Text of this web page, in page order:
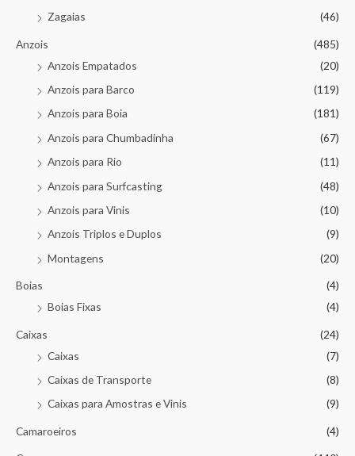
Zagaias
(46)
Anzois
(485)
Anzois Empatados
(20)
Anzois para Barco
(119)
Anzois para Boia
(181)
Anzois para Chumbadinha
(67)
Anzois para Rio
(11)
Anzois para Surfcasting
(48)
Anzois para Vinis
(10)
Anzois Triplos e Duplos
(9)
Montagens
(20)
Boias
(4)
Boias Fixas
(4)
Caixas
(24)
Caixas
(7)
Caixas de Transporte
(8)
Caixas para Amostras e Vinis
(9)
Camaroeiros (4)